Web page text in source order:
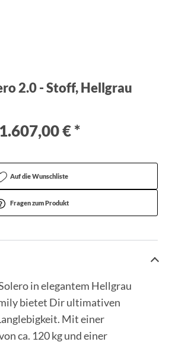
2.0 - Stoff, Hellgrau
1.607,00 € *
Auf die Wunschliste
Fragen zum Produkt
in elegantem Hellgrau
bietet Dir ultimativen
Mit einer
ca. 120 kg und einer